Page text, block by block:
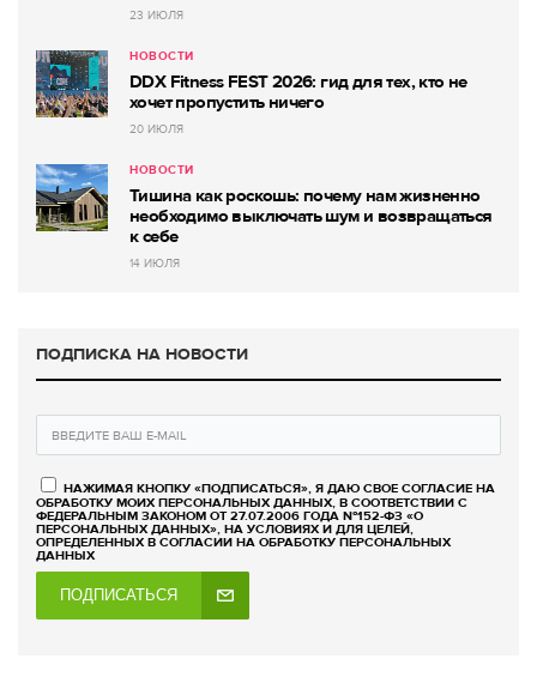
23 ИЮЛЯ
НОВОСТИ
DDX Fitness FEST 2026: гид для тех, кто не
хочет пропустить ничего
20 ИЮЛЯ
НОВОСТИ
Тишина как роскошь: почему нам жизненно
необходимо выключать шум и возвращаться
к себе
14 ИЮЛЯ
ПОДПИСКА НА НОВОСТИ
НАЖИМАЯ КНОПКУ «ПОДПИСАТЬСЯ», Я ДАЮ СВОЕ СОГЛАСИЕ НА
ОБРАБОТКУ МОИХ ПЕРСОНАЛЬНЫХ ДАННЫХ, В СООТВЕТСТВИИ С
ФЕДЕРАЛЬНЫМ ЗАКОНОМ ОТ 27.07.2006 ГОДА №152-ФЗ «О
ПЕРСОНАЛЬНЫХ ДАННЫХ», НА УСЛОВИЯХ И ДЛЯ ЦЕЛЕЙ,
ОПРЕДЕЛЕННЫХ В СОГЛАСИИ НА ОБРАБОТКУ ПЕРСОНАЛЬНЫХ
ДАННЫХ
ПОДПИСАТЬСЯ